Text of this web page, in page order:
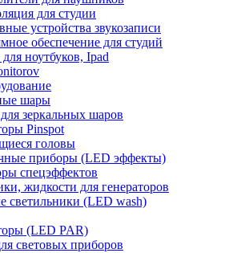
для студии
устройства звукозаписи
обеспечение для студий
ноутбуков, Ipad
шары
зеркальных шаров
Pinspot
головы
приборы (LED эффекты)
спецэффектов
жидкости для генераторов
светильники (LED wash)
(LED PAR)
световых приборов